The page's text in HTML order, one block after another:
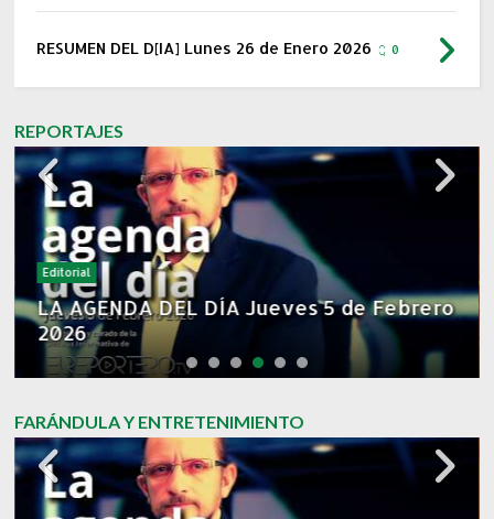
RESUMEN DEL D[IA] Lunes 26 de Enero 2026 0
REPORTAJES
Editorial
LA AGENDA DEL DÍA Jueves 5 de Febrero
2026
Los Diarios
RESUMEN DEL D[IA] Martes 27 de Enero
2026
FARÁNDULA Y ENTRETENIMIENTO